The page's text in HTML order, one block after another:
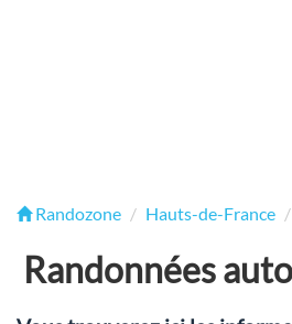
Randozone Hauts-de-France
Randonnées